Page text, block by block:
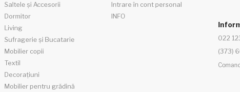
Saltele și Accesorii
Dormitor
Living
Sufragerie și Bucatarie
Mobilier copii
Textil
Decorațiuni
Mobilier pentru grădină
Intrare în cont personal
INFO
022
(373)